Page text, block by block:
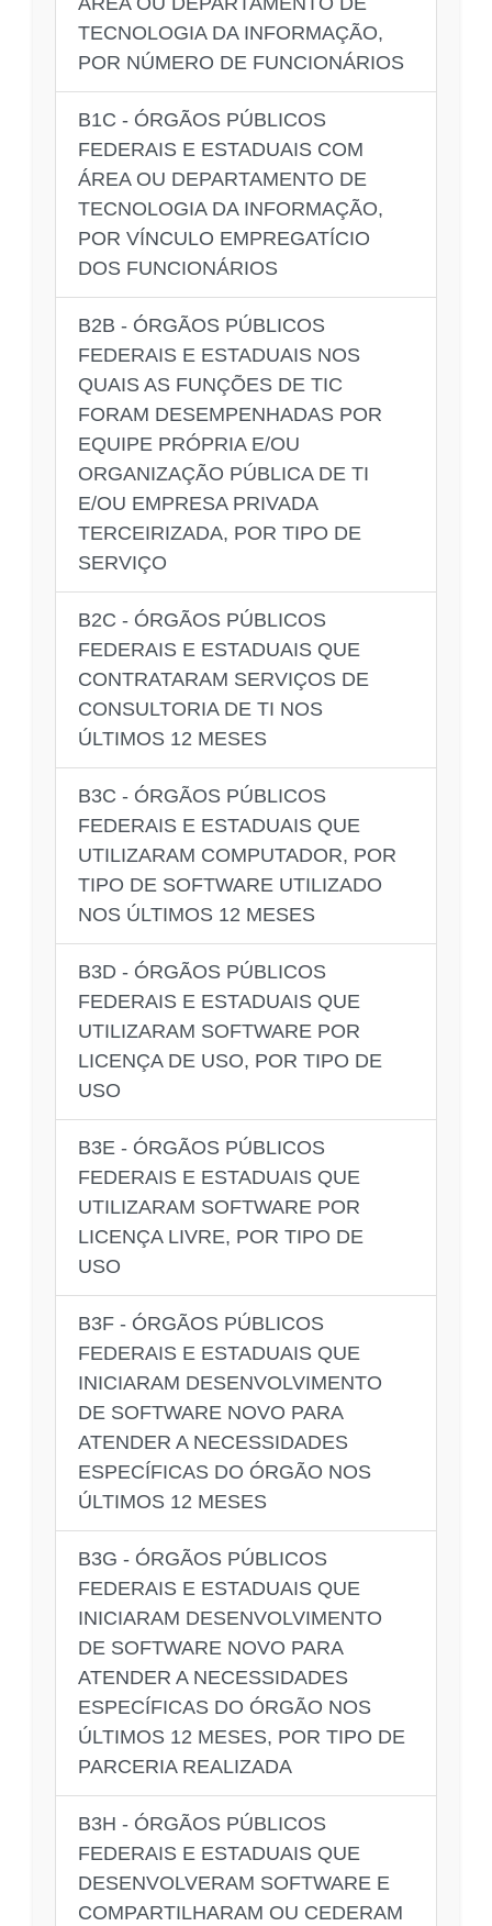
TECNOLOGIA DA INFORMAÇÃO,
POR NÚMERO DE FUNCIONÁRIOS
B1C - ÓRGÃOS PÚBLICOS
FEDERAIS E ESTADUAIS COM
ÁREA OU DEPARTAMENTO DE
TECNOLOGIA DA INFORMAÇÃO,
POR VÍNCULO EMPREGATÍCIO
DOS FUNCIONÁRIOS
B2B - ÓRGÃOS PÚBLICOS
FEDERAIS E ESTADUAIS NOS
QUAIS AS FUNÇÕES DE TIC
FORAM DESEMPENHADAS POR
EQUIPE PRÓPRIA E/OU
ORGANIZAÇÃO PÚBLICA DE TI
E/OU EMPRESA PRIVADA
TERCEIRIZADA, POR TIPO DE
SERVIÇO
B2C - ÓRGÃOS PÚBLICOS
FEDERAIS E ESTADUAIS QUE
CONTRATARAM SERVIÇOS DE
CONSULTORIA DE TI NOS
ÚLTIMOS 12 MESES
B3C - ÓRGÃOS PÚBLICOS
FEDERAIS E ESTADUAIS QUE
UTILIZARAM COMPUTADOR, POR
TIPO DE SOFTWARE UTILIZADO
NOS ÚLTIMOS 12 MESES
B3D - ÓRGÃOS PÚBLICOS
FEDERAIS E ESTADUAIS QUE
UTILIZARAM SOFTWARE POR
LICENÇA DE USO, POR TIPO DE
USO
B3E - ÓRGÃOS PÚBLICOS
FEDERAIS E ESTADUAIS QUE
UTILIZARAM SOFTWARE POR
LICENÇA LIVRE, POR TIPO DE
USO
B3F - ÓRGÃOS PÚBLICOS
FEDERAIS E ESTADUAIS QUE
INICIARAM DESENVOLVIMENTO
DE SOFTWARE NOVO PARA
ATENDER A NECESSIDADES
ESPECÍFICAS DO ÓRGÃO NOS
ÚLTIMOS 12 MESES
B3G - ÓRGÃOS PÚBLICOS
FEDERAIS E ESTADUAIS QUE
INICIARAM DESENVOLVIMENTO
DE SOFTWARE NOVO PARA
ATENDER A NECESSIDADES
ESPECÍFICAS DO ÓRGÃO NOS
ÚLTIMOS 12 MESES, POR TIPO DE
PARCERIA REALIZADA
B3H - ÓRGÃOS PÚBLICOS
FEDERAIS E ESTADUAIS QUE
DESENVOLVERAM SOFTWARE E
COMPARTILHARAM OU CEDERAM